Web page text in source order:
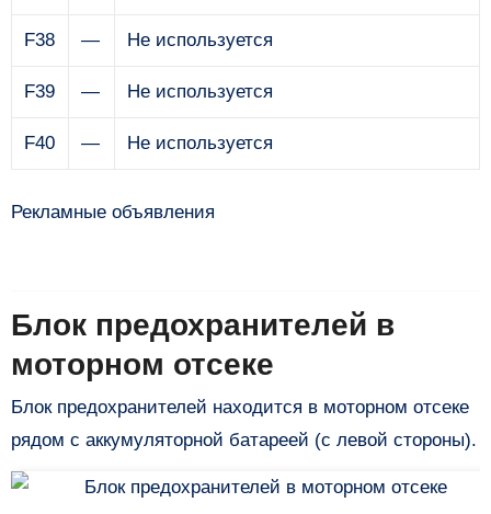
F38 — Не используется
F39 — Не используется
F40 — Не используется
Рекламные объявления
Блок предохранителей в
моторном отсеке
Блок предохранителей находится в моторном отсеке
рядом с аккумуляторной батареей (с левой стороны).